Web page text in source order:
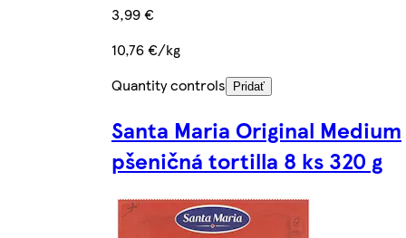
3,99 €
10,76 €/kg
Quantity controls
Pridať
Santa Maria Original Medium
pšeničná tortilla 8 ks 320 g